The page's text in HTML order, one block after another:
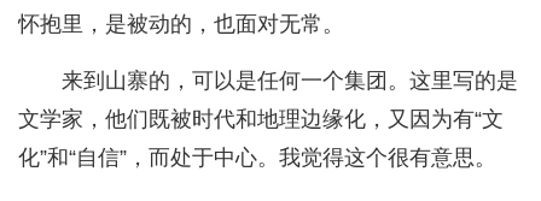
怀抱里，是被动的，也面对无常。
来到山寨的，可以是任何一个集团。这里写的是
文学家，他们既被时代和地理边缘化，又因为有“文
化”和“自信”，而处于中心。我觉得这个很有意思。